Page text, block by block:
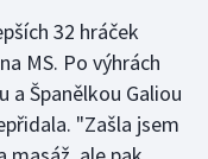
32 hráček
MS. Po výhrách
a Španělkou Galiou
"Zašla jsem